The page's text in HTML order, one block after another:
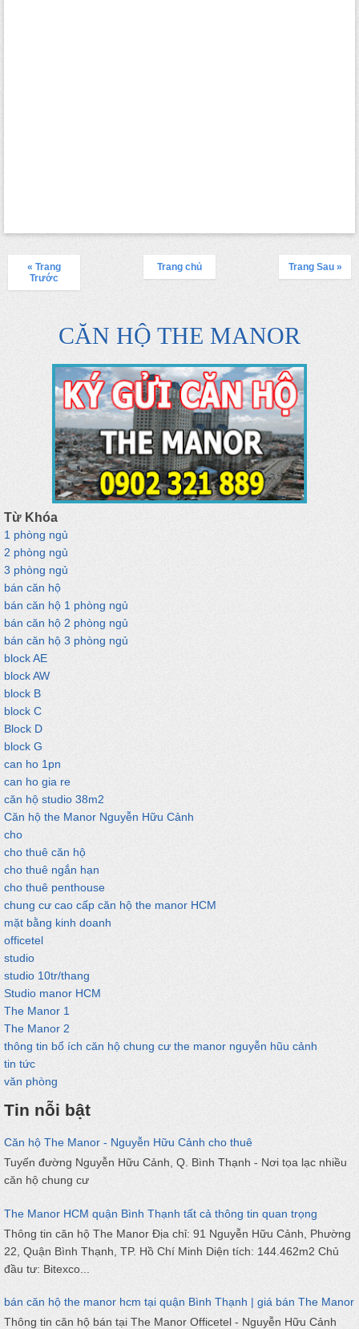
« Trang
Trước
Trang Sau »
Trang chủ
CĂN HỘ THE MANOR
Từ Khóa
1 phòng ngủ
2 phòng ngủ
3 phòng ngủ
bán căn hộ
bán căn hộ 1 phòng ngủ
bán căn hộ 2 phòng ngủ
bán căn hộ 3 phòng ngủ
block AE
block AW
block B
block C
Block D
block G
can ho 1pn
can ho gia re
căn hộ studio 38m2
Căn hộ the Manor Nguyễn Hữu Cảnh
cho
cho thuê căn hộ
cho thuê ngắn hạn
cho thuê penthouse
chung cư cao cấp căn hộ the manor HCM
mặt bằng kinh doanh
officetel
studio
studio 10tr/thang
Studio manor HCM
The Manor 1
The Manor 2
thông tin bổ ích căn hộ chung cư the manor nguyễn hũu cảnh
tin tức
văn phòng
Tin nỗi bật
Căn hộ The Manor - Nguyễn Hữu Cảnh cho thuê
Tuyến đường Nguyễn Hữu Cảnh, Q. Bình Thạnh - Nơi tọa lạc nhiều
căn hộ chung cư
The Manor HCM quận Bình Thạnh tất cả thông tin quan trọng
Thông tin căn hộ The Manor Địa chỉ: 91 Nguyễn Hữu Cảnh, Phường
22, Quận Bình Thạnh, TP. Hồ Chí Minh Diện tích: 144.462m2 Chủ
đầu tư: Bitexco...
bán căn hộ the manor hcm tại quận Bình Thạnh | giá bán The Manor
Thông tin căn hộ bán tại The Manor Officetel - Nguyễn Hữu Cảnh